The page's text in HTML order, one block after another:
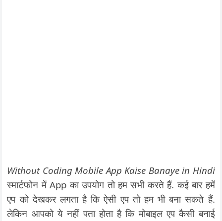
Without Coding Mobile App Kaise Banaye in Hindi
स्मार्टफोन में App का उपयोग तो हम सभी करते हैं. कई बार हमें
एप को देखकर लगता है कि ऐसी एप तो हम भी बना सकते हैं.
लेकिन आपको ये नहीं पता होता है कि मोबाइल एप कैसी बनाई